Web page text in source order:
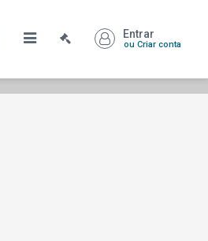
Entrar
ou Criar conta